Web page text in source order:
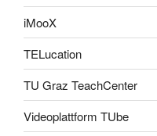
iMooX
TELucation
TU Graz TeachCenter
Videoplattform TUbe